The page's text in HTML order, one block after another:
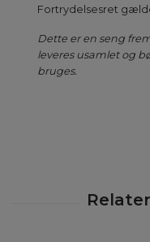
Fortrydelsesret
Dette er en seng
leveres usamlet og
bruges.